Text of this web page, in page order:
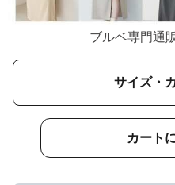
ブルベ専門通
サイズ・
カート